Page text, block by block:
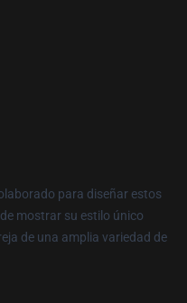
para diseñar estos
mostrar su estilo único
de una amplia variedad de